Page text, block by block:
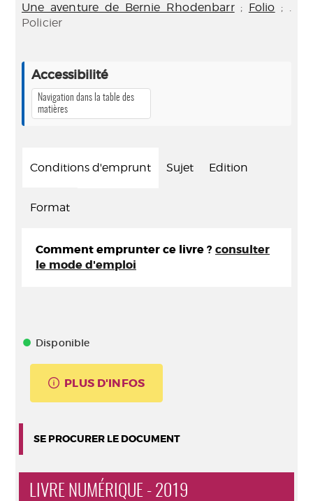
Une aventure de Bernie Rhodenbarr; Folio ; .
Policier
Accessibilité
Navigation dans la table des
matières
Conditions d'emprunt Sujet Edition
Format
Comment emprunter ce livre ? consulter
le mode d'emploi
Disponible
PLUS D'INFOS
SE PROCURER LE DOCUMENT
LIVRE NUMÉRIQUE - 2019